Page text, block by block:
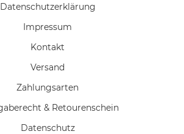
Daten­schutz­erklärung
Impressum
Kontakt
Versand
Zahlungsarten
& Retourenschein
Datenschutz